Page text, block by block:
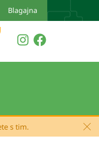
Blagajna
s tim.